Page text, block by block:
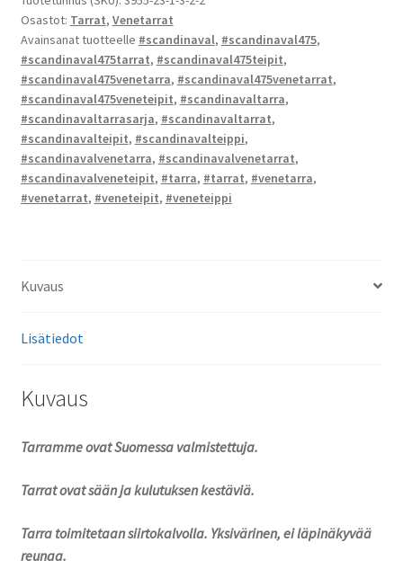
Osastot: Tarrat, Venetarrat
Avainsanat tuotteelle #scandinaval, #scandinaval475,
#scandinaval475tarrat, #scandinaval475teipit,
#scandinaval475venetarra, #scandinaval475venetarrat,
#scandinaval475veneteipit, #scandinavaltarra,
#scandinavaltarrasarja, #scandinavaltarrat,
#scandinavalteipit, #scandinavalteippi,
#scandinavalvenetarra, #scandinavalvenetarrat,
#scandinavalveneteipit, #tarra, #tarrat, #venetarra,
#venetarrat, #veneteipit, #veneteippi
Kuvaus
Lisätiedot
Kuvaus
Tarramme ovat Suomessa valmistettuja.
Tarrat ovat sään ja kulutuksen kestäviä.
Tarra toimitetaan siirtokalvolla. Yksivärinen, ei läpinäkyvää
reunaa.